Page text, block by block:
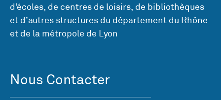
d’écoles, de centres de loisirs, de bibliothèques
et d’autres structures du département du Rhône
et de la métropole de Lyon
Nous Contacter